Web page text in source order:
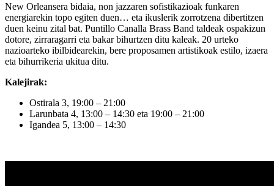
New Orleansera bidaia, non jazzaren sofistikazioak funkaren
energiarekin topo egiten duen… eta ikuslerik zorrotzena dibertitzen
duen keinu zital bat. Puntillo Canalla Brass Band taldeak ospakizun
dotore, zirraragarri eta bakar bihurtzen ditu kaleak. 20 urteko
nazioarteko ibilbidearekin, bere proposamen artistikoak estilo, izaera
eta bihurrikeria ukitua ditu.
Kalejirak:
Ostirala 3, 19:00 – 21:00
Larunbata 4, 13:00 – 14:30 eta 19:00 – 21:00
Igandea 5, 13:00 – 14:30